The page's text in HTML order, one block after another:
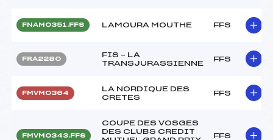
FNAM0351.FFS LAMOURA MOUTHE FFS
FRA2280
FIS – LA
TRANSJURASSIENNE
FFS
FMVM0364
LA NORDIQUE DES
CRETES
FFS
FMVM0343.FFS
COUPE DES VOSGES
DES CLUBS CREDIT
FFS